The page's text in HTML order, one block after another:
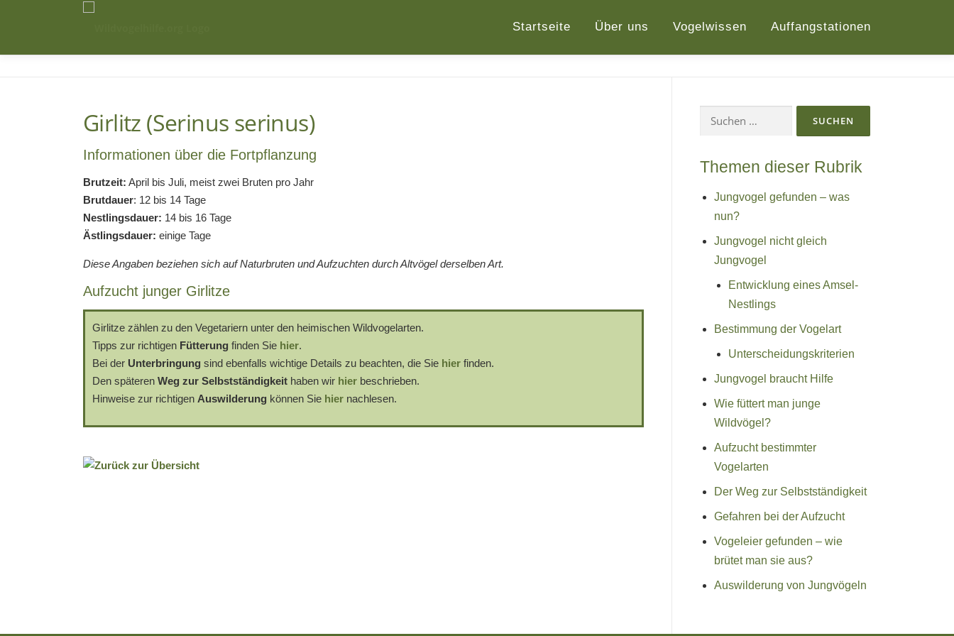
Startseite Über uns Vogelwissen Auffangstationen
Girlitz (Serinus serinus)
Informationen über die Fortpflanzung
Brutzeit: April bis Juli, meist zwei Bruten pro Jahr
Brutdauer: 12 bis 14 Tage
Nestlingsdauer: 14 bis 16 Tage
Ästlingsdauer: einige Tage
Diese Angaben beziehen sich auf Naturbruten und Aufzuchten durch Altvögel derselben Art.
Aufzucht junger Girlitze
Girlitze zählen zu den Vegetariern unter den heimischen Wildvogelarten.
Tipps zur richtigen Fütterung finden Sie hier.
Bei der Unterbringung sind ebenfalls wichtige Details zu beachten, die Sie hier finden.
Den späteren Weg zur Selbstständigkeit haben wir hier beschrieben.
Hinweise zur richtigen Auswilderung können Sie hier nachlesen.
nach:
Themen dieser Rubrik
Jungvogel gefunden – was
nun?
Jungvogel nicht gleich
Jungvogel
Entwicklung eines Amsel-
Nestlings
Bestimmung der Vogelart
Unterscheidungskriterien
Jungvogel braucht Hilfe
Wie füttert man junge
Wildvögel?
Aufzucht bestimmter
Vogelarten
Der Weg zur Selbstständigkeit
Gefahren bei der Aufzucht
Vogeleier gefunden – wie
brütet man sie aus?
Auswilderung von Jungvögeln